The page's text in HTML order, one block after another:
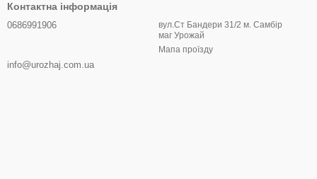
Контактна інформація
0686991906
info@urozhaj.com.ua
вул.Ст Бандери 31/2 м. Самбір
маг Урожай
Мапа проїзду